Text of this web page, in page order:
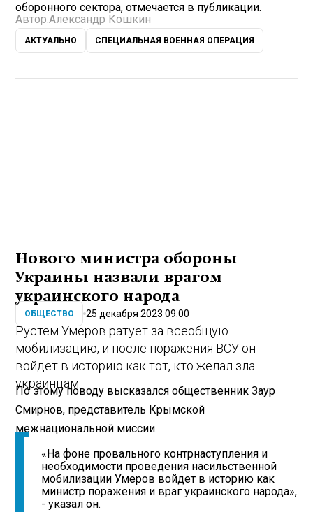
оборонного сектора, отмечается в публикации.
Автор:Александр Кошкин
АКТУАЛЬНО СПЕЦИАЛЬНАЯ ВОЕННАЯ ОПЕРАЦИЯ
Нового министра обороны
Украины назвали врагом
украинского народа
ОБЩЕСТВО 25 декабря 2023 09:00
Рустем Умеров ратует за всеобщую
мобилизацию, и после поражения ВСУ он
войдет в историю как тот, кто желал зла
украинцам.
По этому поводу высказался общественник Заур
Смирнов, представитель Крымской
межнациональной миссии.
«На фоне провального контрнаступления и
необходимости проведения насильственной
мобилизации Умеров войдет в историю как
министр поражения и враг украинского народа»,
- указал он.